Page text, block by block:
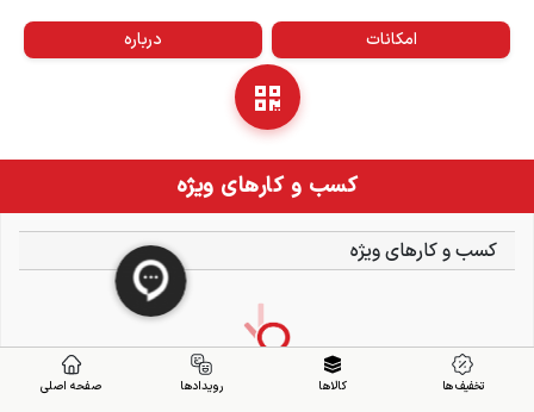
امکانات درباره
کسب و کارهای ویژه
کسب و کارهای ویژه
تخفیف ها کالاها رویدادها صفحه اصلی